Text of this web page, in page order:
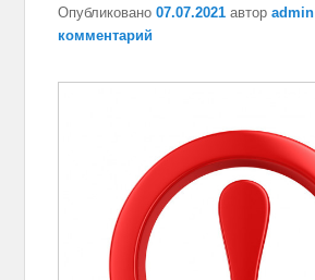
Опубликовано07.07.2021 авторadmin
комментарий